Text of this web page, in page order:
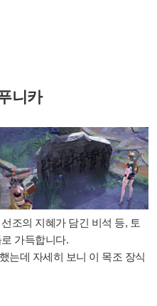
니카
조의 지혜가 담긴 비석 등, 토
가득합니다.
는데 자세히 보니 이 목조 장식